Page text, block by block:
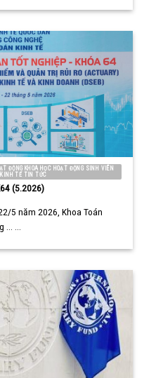
ĐỘNG KHOA HỌC HOẠT ĐỘNG SINH VIÊN
KINH TẾ TIN TỨC
(5.2026)
5 năm 2026, Khoa Toán
...